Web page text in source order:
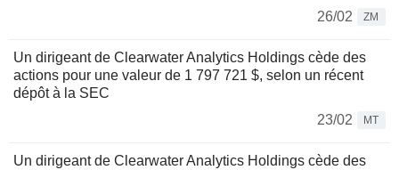
26/02
ZM
Un dirigeant de Clearwater Analytics Holdings cède des
actions pour une valeur de 1 797 721 $, selon un récent
dépôt à la SEC
23/02
MT
Un dirigeant de Clearwater Analytics Holdings cède des